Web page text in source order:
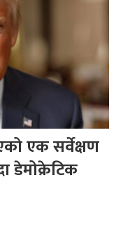
एक सर्वेक्षण
डेमोक्रेटिक